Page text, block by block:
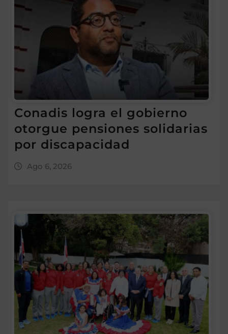
Conadis logra el gobierno
otorgue pensiones solidarias
por discapacidad
Ago 6, 2026